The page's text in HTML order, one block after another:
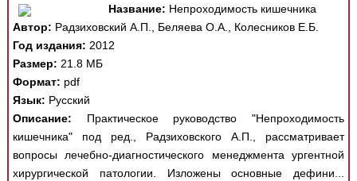
Название: Непроходимость кишечника
Автор: Радзиховский А.П., Беляева О.А., Колесников Е.Б.
Год издания: 2012
Размер: 21.8 МБ
Формат: pdf
Язык: Русский
Описание: Практическое руководство "Непроходимость
кишечника" под ред., Радзиховского А.П., рассматривает
вопросы лечебно-диагностического менеджмента ургентной
хирургической патологии. Изложены основные дефини...